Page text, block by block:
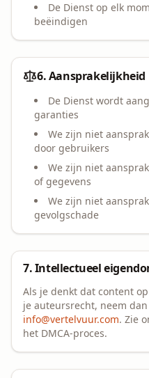
De Dienst op elk
beëindigen
6. Aansprakelijkheid
De Dienst wordt
garanties
We zijn niet
door gebruikers
We zijn niet
of gegevens
We zijn niet
gevolgschade
7. Intellectueel
Als je denkt dat content
je auteursrecht, neem
info@vertelvuur.com. Zie
het DMCA-proces.